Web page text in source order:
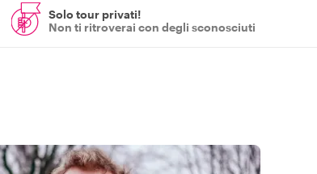
Solo tour privati!
Non ti ritroverai con degli sconosciuti